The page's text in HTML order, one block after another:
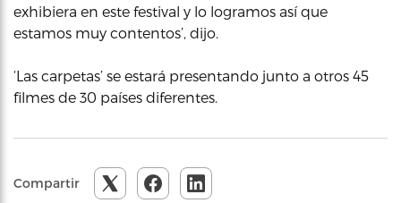
exhibiera en este festival y lo logramos así que
estamos muy contentos’, dijo.
‘Las carpetas’ se estará presentando junto a otros 45
filmes de 30 países diferentes.
Compartir